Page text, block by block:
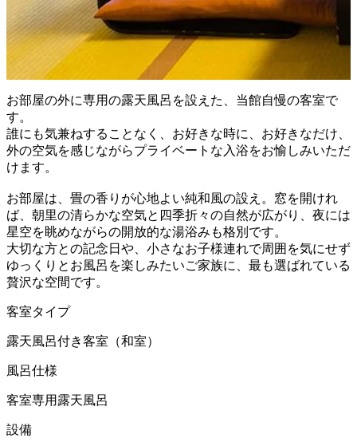
お部屋の外に専用の露天風呂を設えた、当館自慢の客室で
す。
誰にも気兼ねすることなく、お好きな時に、お好きなだけ、
外の空気を感じながらプライベートな入浴をお愉しみいただ
けます。
お部屋は、畳の香りが心地よい純和風の設え。窓を開けれ
ば、朝里の清らかな空気と四季折々の自然が広がり、夜には
星空を眺めながらの開放的な湯浴みも格別です。
大切な方との記念日や、小さなお子様連れで周囲を気にせず
ゆっくりとお風呂を楽しみたいご家族に、最も選ばれている
贅沢な空間です。
客室タイプ
露天風呂付き客室（和室）
風呂仕様
客室専用露天風呂
設備